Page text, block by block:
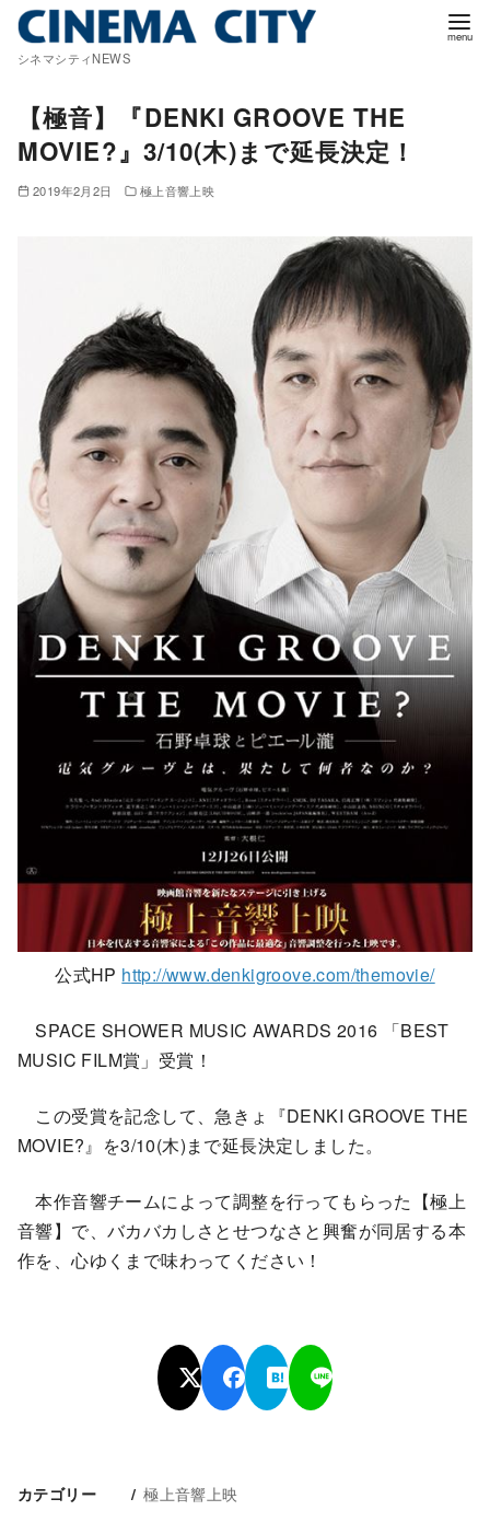
シネマシティNEWS
【極音】『DENKI GROOVE THE
MOVIE?』3/10(木)まで延長決定！
2019年2月2日 極上音響上映
公式HP http://www.denkigroove.com/themovie/
SPACE SHOWER MUSIC AWARDS 2016 「BEST
MUSIC FILM賞」受賞！
この受賞を記念して、急きょ『DENKI GROOVE THE
MOVIE?』を3/10(木)まで延長決定しました。
本作音響チームによって調整を行ってもらった【極上
音響】で、バカバカしさとせつなさと興奮が同居する本
作を、心ゆくまで味わってください！
カテゴリー 極上音響上映